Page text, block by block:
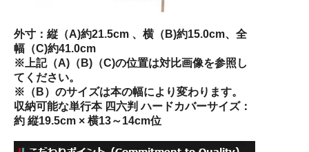
外寸：縦（A)約21.5cm 、横（B)約15.0cm、全
幅（C)約41.0cm
※上記（A)（B)（C)の位置は対比画像を参照し
てください。
※（B）のサイズは本の幅により変わります。
収納可能な単行本 四六判 ハードカバーサイズ：
約 縦19.5cm × 横13～14cm位